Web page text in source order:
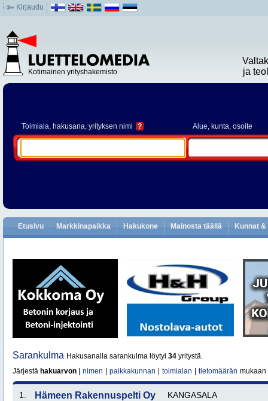
Kirjaudu
Kotimainen yrityshakemisto
ja
Toimiala, hakusana, yrityksen nimi ? Alue, kunta, osoite
Etusivu Markkinapaikka Hakukone Mainosta täällä Kunnat
Sarankulma Hakusanalla sarankulma löytyi 34 yritystä.
Järjestä hakuarvon nimen paikkakunnan toimialan tietomäärän mukaan
1. Hämeen Rakennuspelti Oy KANGASALA